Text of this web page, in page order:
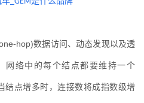
hop)数据访问、动态发现以及透
网络中的每个结点都要维持一个
结点增多时，连接数将成指数级增